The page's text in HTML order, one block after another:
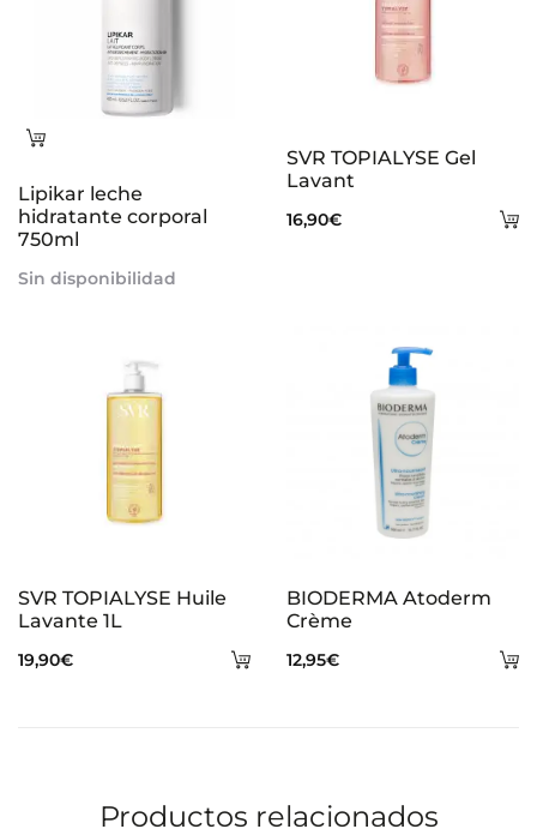
Leer
Lipikar leche
hidratante corporal
750ml
Sin disponibilidad
SVR TOPIALYSE Gel
Lavant
16,90€
Añadir
SVR TOPIALYSE Huile
Lavante 1L
19,90€
BIODERMA Atoderm
Crème
12,95€
Productos relacionados